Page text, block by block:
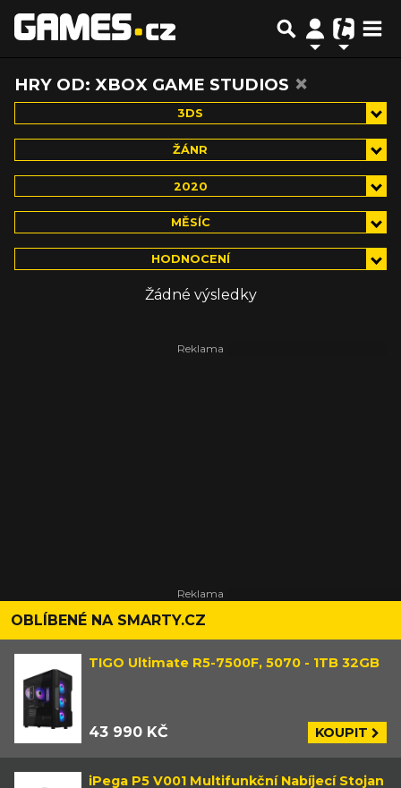
HRY OD: XBOX GAME STUDIOS ×
3DS
ŽÁNR
2020
MĚSÍC
HODNOCENÍ
Žádné výsledky
OBLÍBENÉ NA SMARTY.CZ
TIGO Ultimate R5-7500F, 5070 - 1TB 32GB
43 990 KČ KOUPIT
iPega P5 V001 Multifunkční Nabíjecí Stojan